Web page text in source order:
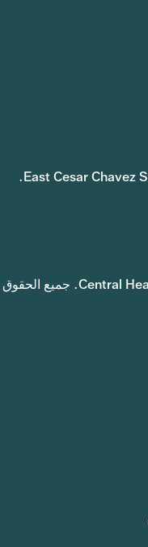
جميع الحقوق محفوظة © 2026 Central Health. جميع الحقوق